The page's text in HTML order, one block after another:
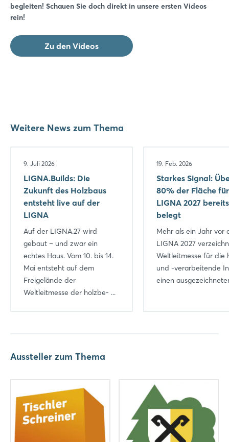
begleiten! Schauen Sie doch direkt in unsere ersten Videos
rein!
Zu den Videos
Weitere News zum Thema
9. Juli 2026
LIGNA.Builds: Die
Zukunft des Holzbaus
entsteht live auf der
LIGNA
Auf der LIGNA.27 wird
gebaut – und zwar ein
echtes Haus. Vom 10. bis 14.
Mai entsteht auf dem
Freigelände der
Weltleitmesse der holzbe- ...
19. Feb. 2026
Starkes Signal:
80% der Fläche für
LIGNA 2027 bereits
belegt
Mehr als ein Jahr vor
LIGNA 2027
Weltleitmesse für die
und -verarbeitende
einen
Aussteller zum Thema